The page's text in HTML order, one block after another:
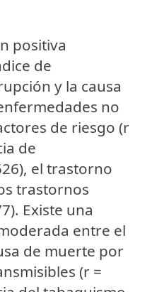
positiva
de
y la causa
no
de riesgo (r
de
el trastorno
trastornos
Existe una
entre el
de muerte por
(r =